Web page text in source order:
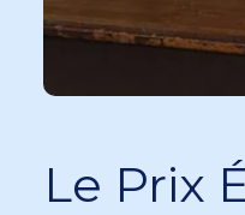
Le Prix